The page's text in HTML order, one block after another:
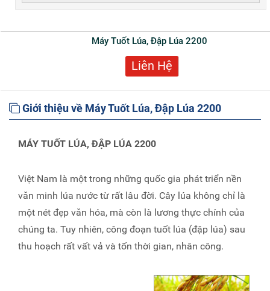
Máy Tuốt Lúa, Đập Lúa 2200
Liên Hệ
Giới thiệu về Máy Tuốt Lúa, Đập Lúa 2200
MÁY TUỐT LÚA, ĐẬP LÚA 2200
Việt Nam là một trong những quốc gia phát triển nền
văn minh lúa nước từ rất lâu đời. Cây lúa không chỉ là
một nét đẹp văn hóa, mà còn là lương thực chính của
chúng ta. Tuy nhiên, công đoạn tuốt lúa (đập lúa) sau
thu hoạch rất vất vả và tốn thời gian, nhân công.